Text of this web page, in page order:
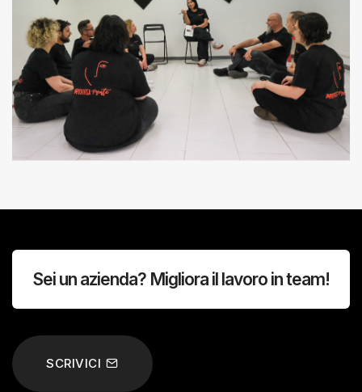
Sei un azienda? Migliora il lavoro in team!
SCRIVICI